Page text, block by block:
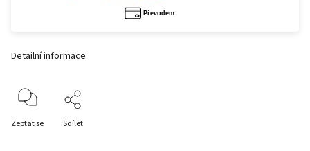
Detailní informace
Zeptat se Sdílet